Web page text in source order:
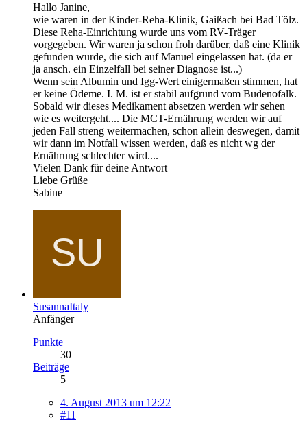
Hallo Janine,
wie waren in der Kinder-Reha-Klinik, Gaißach bei Bad Tölz.
Diese Reha-Einrichtung wurde uns vom RV-Träger
vorgegeben. Wir waren ja schon froh darüber, daß eine Klinik
gefunden wurde, die sich auf Manuel eingelassen hat. (da er
ja ansch. ein Einzelfall bei seiner Diagnose ist...)
Wenn sein Albumin und Igg-Wert einigermaßen stimmen, hat
er keine Ödeme. I. M. ist er stabil aufgrund vom Budenofalk.
Sobald wir dieses Medikament absetzen werden wir sehen
wie es weitergeht.... Die MCT-Ernährung werden wir auf
jeden Fall streng weitermachen, schon allein deswegen, damit
wir dann im Notfall wissen werden, daß es nicht wg der
Ernährung schlechter wird....
Vielen Dank für deine Antwort
Liebe Grüße
Sabine
SusannaItaly
Anfänger
Punkte
30
Beiträge
5
4. August 2013 um 12:22
#11